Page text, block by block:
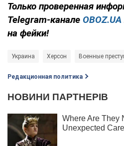
Только проверенная
Telegram-канале OBOZ.UA
на фейки!
Украина Херсон Военные
Редакционная политика